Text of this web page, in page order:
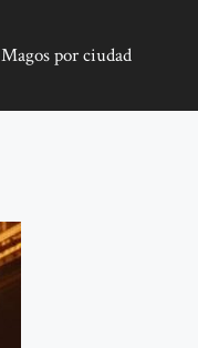
Magos por ciudad